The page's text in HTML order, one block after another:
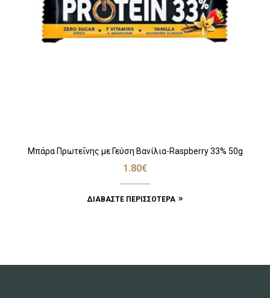
Μπάρα Πρωτεΐνης με Γεύση Βανίλια-Raspberry 33% 50g
1.80€
ΔΙΑΒΆΣΤΕ ΠΕΡΙΣΣΌΤΕΡΑ